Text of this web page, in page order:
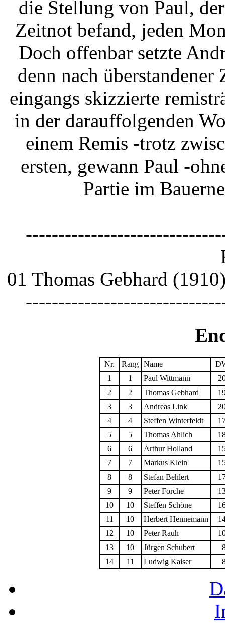
die Stellung von Paul,
Zeitnot befand, jeden
Doch offenbar setzte
denn nach
eingangs skizzierte
in der darauffolgenden
einem Remis -trotz
ersten, gewann Paul -
Partie im
01 Thomas Gebhard
Nr. Rang Name
1
1 Paul Wittmann
2
2 Thomas Gebhard
3
3 Andreas Link
4
4 Steffen Winterfeldt
5
5 Thomas Ahlich
6
6 Arthur Holland
7
7 Markus Klein
8
8 Stefan Behlert
9
9 Peter Forche
10
10 Steffen Schöne
11
10 Herbert Hennemann
12
10 Peter Rauh
13
10 Jürgen Schubert
14
11 Ludwig Kaiser